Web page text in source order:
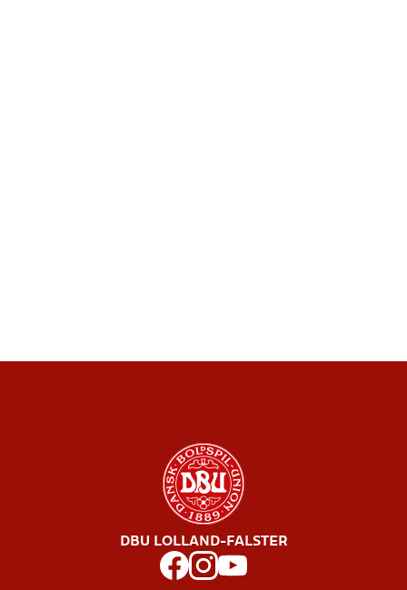
DBU LOLLAND-FALSTER